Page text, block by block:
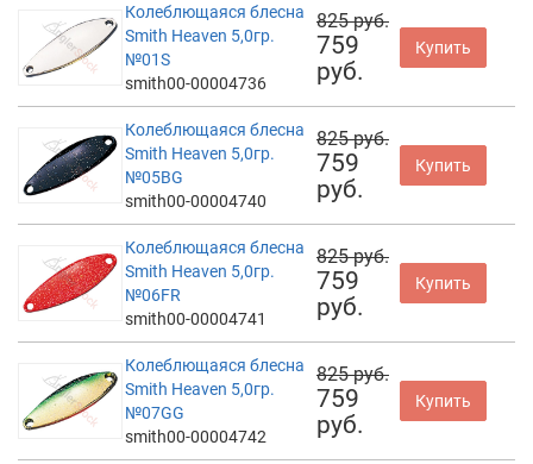
Колеблющаяся блесна
Smith Heaven 5,0гр.
№01S
smith00-00004736
825 руб.
759
руб.
Купить
Колеблющаяся блесна
Smith Heaven 5,0гр.
№05BG
smith00-00004740
825 руб.
759
руб.
Купить
Колеблющаяся блесна
Smith Heaven 5,0гр.
№06FR
smith00-00004741
825 руб.
759
руб.
Купить
Колеблющаяся блесна
Smith Heaven 5,0гр.
№07GG
smith00-00004742
825 руб.
759
руб.
Купить